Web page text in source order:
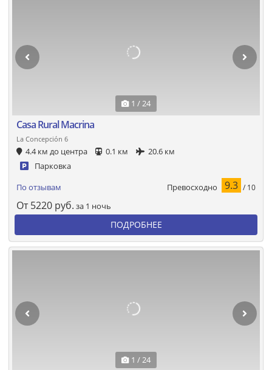
1 / 24
Casa Rural Macrina
La Concepción 6
4.4 км до центра 0.1 км
20.6 км
Парковка
По отзывам Превосходно 9.3 / 10
От 5220 руб. за 1 ночь
ПОДРОБНЕЕ
1 / 24